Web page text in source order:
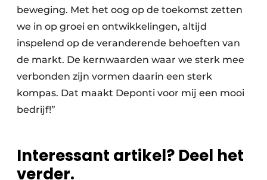
beweging. Met het oog op de toekomst zetten
we in op groei en ontwikkelingen, altijd
inspelend op de veranderende behoeften van
de markt. De kernwaarden waar we sterk mee
verbonden zijn vormen daarin een sterk
kompas. Dat maakt Deponti voor mij een mooi
bedrijf!”
Interessant artikel? Deel het
verder.